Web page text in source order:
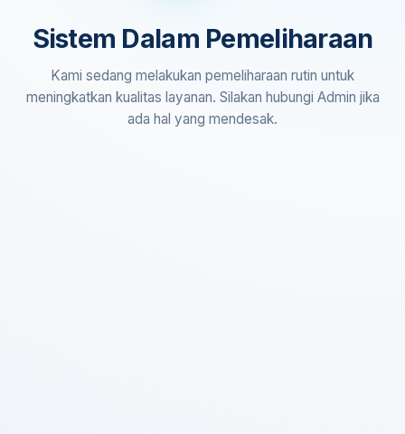
Sistem Dalam Pemeliharaan
Kami sedang melakukan pemeliharaan rutin untuk
meningkatkan kualitas layanan. Silakan hubungi Admin jika
ada hal yang mendesak.